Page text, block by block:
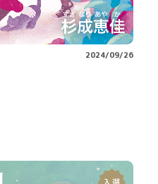
2024/09/26